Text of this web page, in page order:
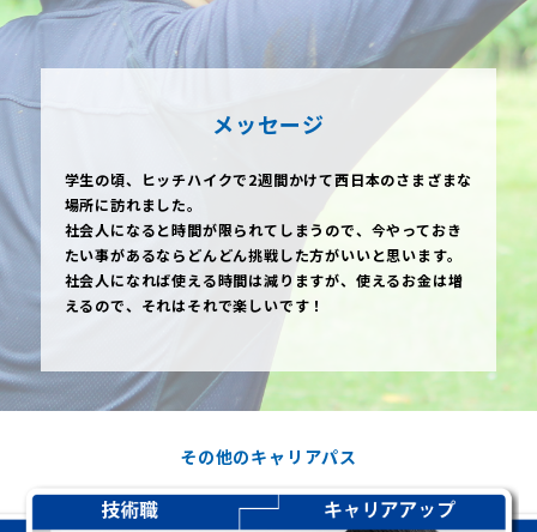
メッセージ
学生の頃、ヒッチハイクで2週間かけて西日本のさまざまな
場所に訪れました。
社会人になると時間が限られてしまうので、今やっておき
たい事があるならどんどん挑戦した方がいいと思います。
社会人になれば使える時間は減りますが、使えるお金は増
えるので、それはそれで楽しいです！
その他のキャリアパス